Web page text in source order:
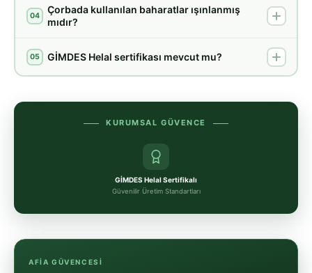
04
Çorbada kullanılan baharatlar ışınlanmış
mıdır?
05 GİMDES Helal sertifikası mevcut mu?
KURUMSAL GÜVENCE
GİMDES Helal Sertifikalı
Güvenilir Üretim Standartları
AFIA GÜVENCESI